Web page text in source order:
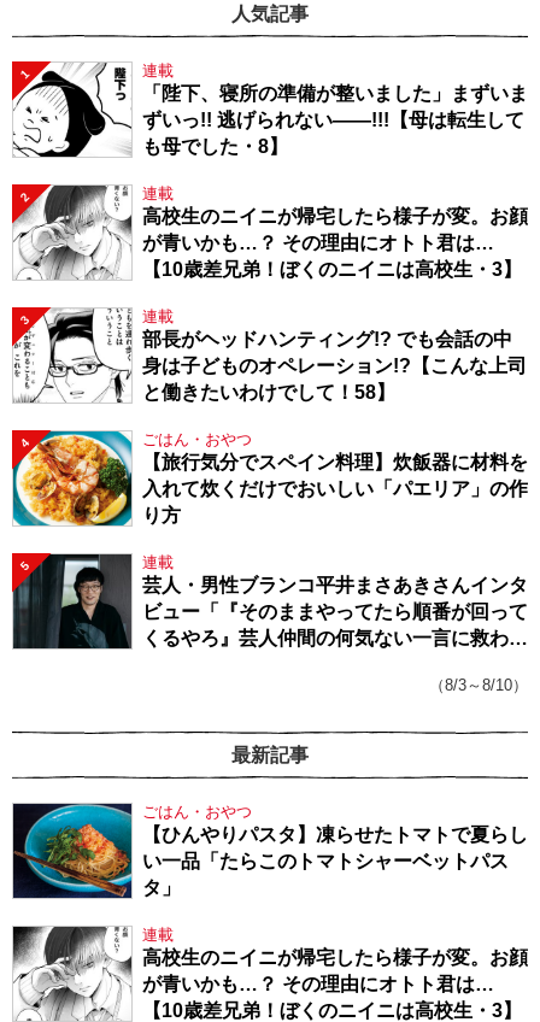
人気記事
1 連載
「陛下、寝所の準備が整いました」まずいま
ずいっ!! 逃げられない――!!!【母は転生して
も母でした・8】
2 連載
高校生のニイニが帰宅したら様子が変。お顔
が青いかも…？ その理由にオトト君は…
【10歳差兄弟！ぼくのニイニは高校生・3】
3 連載
部長がヘッドハンティング!? でも会話の中
身は子どものオペレーション!?【こんな上司
と働きたいわけでして！58】
4 ごはん・おやつ
【旅行気分でスペイン料理】炊飯器に材料を
入れて炊くだけでおいしい「パエリア」の作
り方
5 連載
芸人・男性ブランコ平井まさあきさんインタ
ビュー「『そのままやってたら順番が回って
くるやろ』芸人仲間の何気ない一言に救われ
（8/3～8/10）
最新記事
ごはん・おやつ
【ひんやりパスタ】凍らせたトマトで夏らし
い一品「たらこのトマトシャーベットパス
タ」
連載
高校生のニイニが帰宅したら様子が変。お顔
が青いかも…？ その理由にオトト君は…
【10歳差兄弟！ぼくのニイニは高校生・3】